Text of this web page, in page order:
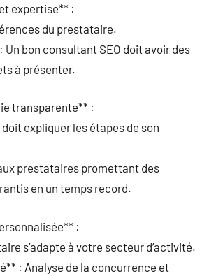
expertise** :
du prestataire.
bon consultant SEO doit avoir des
à présenter.
transparente** :
doit expliquer les étapes de son
prestataires promettant des
en un temps record.
:
s’adapte à votre secteur d’activité.
: Analyse de la concurrence et